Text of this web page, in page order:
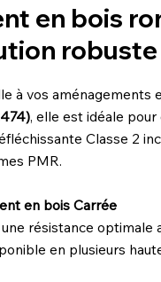
en bois
à vos aménagements
, elle est idéale
Classe 2
PMR.
en bois Carrée
résistance
en plusieurs